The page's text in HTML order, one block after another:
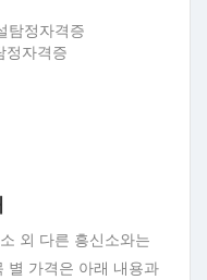
정자격증
외 다른 흥신소와는
별 가격은 아래 내용과